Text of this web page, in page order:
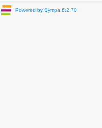
Powered by Sympa 6.2.70